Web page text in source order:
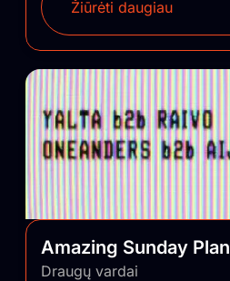
Žiūrėti daugiau
Amazing Sunday Plan
Draugų vardai